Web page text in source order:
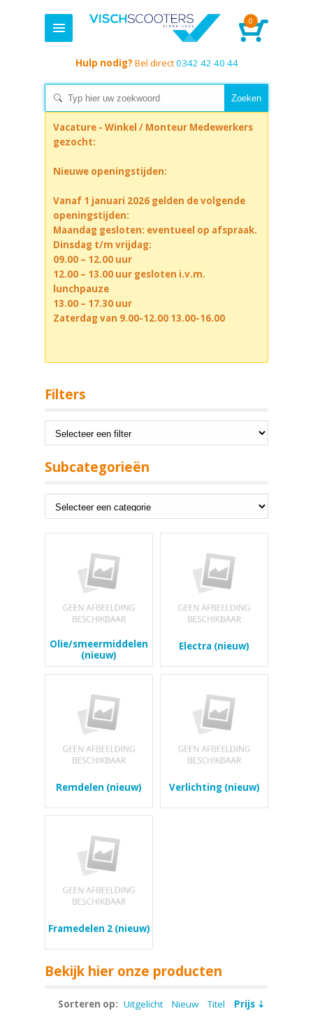
0
Hulp nodig? Bel direct0342 42 40 44
Vacature - Winkel / Monteur Medewerkers
gezocht:
Nieuwe openingstijden:
Vanaf 1 januari 2026 gelden de volgende
openingstijden:
Maandag gesloten: eventueel op afspraak.
Dinsdag t/m vrijdag:
09.00 – 12.00 uur
12.00 – 13.00 uur gesloten i.v.m.
lunchpauze
13.00 – 17.30 uur
Zaterdag van 9.00-12.00 13.00-16.00
Filters
Subcategorieën
Olie/smeermiddelen
(nieuw)
Electra (nieuw)
Remdelen (nieuw) Verlichting (nieuw)
Framedelen 2 (nieuw)
Bekijk hier onze producten
Sorteren op: Uitgelicht Nieuw Titel Prijs